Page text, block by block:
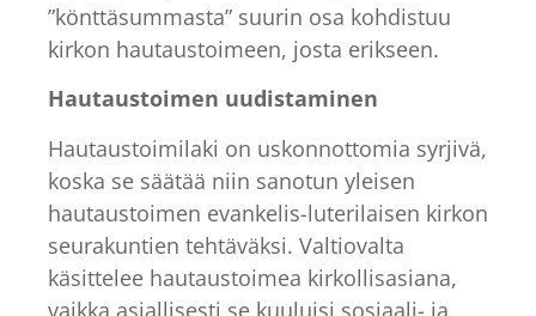
”könttäsummasta” suurin osa kohdistuu
kirkon hautaustoimeen, josta erikseen.
Hautaustoimen uudistaminen
Hautaustoimilaki on uskonnottomia syrjivä,
koska se säätää niin sanotun yleisen
hautaustoimen evankelis-luterilaisen kirkon
seurakuntien tehtäväksi. Valtiovalta
käsittelee hautaustoimea kirkollisasiana,
vaikka asiallisesti se kuuluisi sosiaali- ja